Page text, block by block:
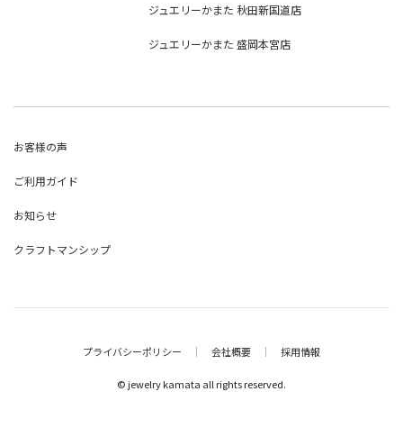
ジュエリーかまた 秋田新国道店
ジュエリーかまた 盛岡本宮店
お客様の声
ご利用ガイド
お知らせ
クラフトマンシップ
プライバシーポリシー ｜ 会社概要 ｜ 採用情報
© jewelry kamata all rights reserved.